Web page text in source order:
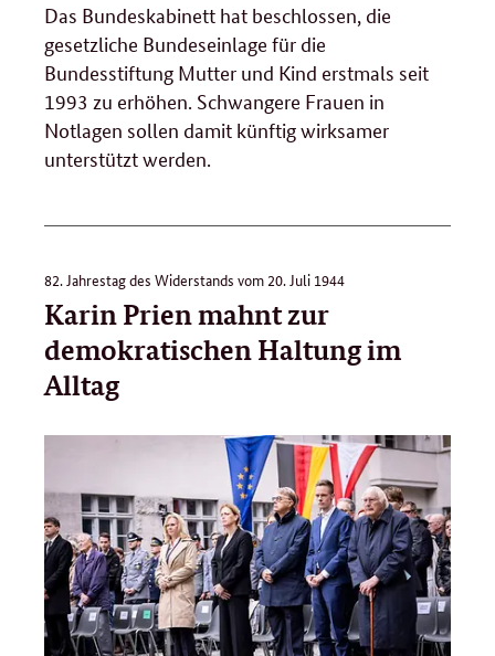
Das Bundeskabinett hat beschlossen, die
gesetzliche Bundeseinlage für die
Bundesstiftung Mutter und Kind erstmals seit
1993 zu erhöhen. Schwangere Frauen in
Notlagen sollen damit künftig wirksamer
unterstützt werden.
82. Jahrestag des Widerstands vom 20. Juli 1944
Karin Prien mahnt zur
demokratischen Haltung im
Alltag